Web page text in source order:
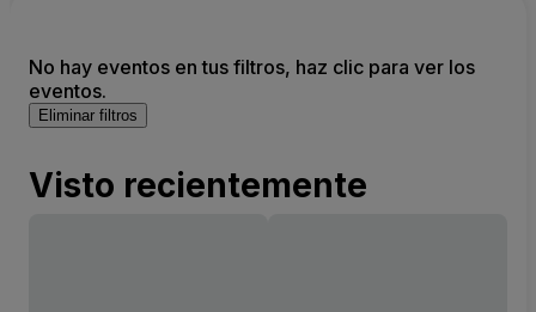
No hay eventos en tus filtros, haz clic para ver los
eventos.
Eliminar filtros
Visto recientemente